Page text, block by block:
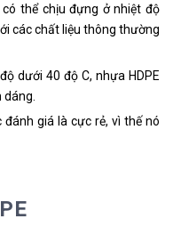
thể chịu đựng ở nhiệt độ
các chất liệu thông thường
dưới 40 độ C, nhựa HDPE
đánh giá là cực rẻ, vì thế nó